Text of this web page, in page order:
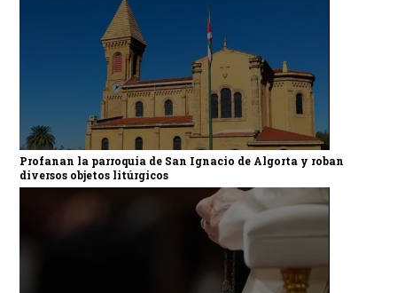
Profanan la parroquia de San Ignacio de Algorta y roban
diversos objetos litúrgicos